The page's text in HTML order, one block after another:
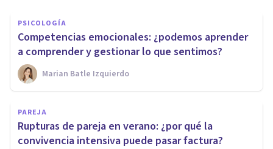
PSICOLOGÍA
Competencias emocionales: ¿podemos aprender
a comprender y gestionar lo que sentimos?
Marian Batle Izquierdo
PAREJA
Rupturas de pareja en verano: ¿por qué la
convivencia intensiva puede pasar factura?